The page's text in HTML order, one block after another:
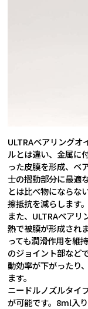
ULTRAベアリングオ
ルとは違い、金属に
った皮膜を形成、ベ
士の摺動部分に最適
とは比べ物にならな
擦抵抗を減らします。
また、ULTRAベアリ
熱で被膜が形成され
っても潤滑作用を維
のジョイント部など
動効率が下がったり
ます。
ニードルノズルタイ
が可能です。8ml入り